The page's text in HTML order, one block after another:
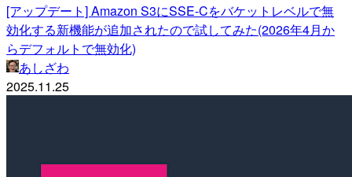
[アップデート] Amazon S3にSSE-Cをバケットレベルで無
効化する新機能が追加されたので試してみた(2026年4月か
らデフォルトで無効化)
あしざわ
2025.11.25